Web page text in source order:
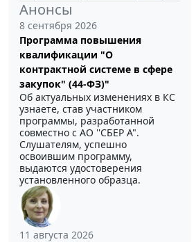
Анонсы
8 сентября 2026
Программа повышения
квалификации "О
контрактной системе в сфере
закупок" (44-ФЗ)"
Об актуальных изменениях в КС
узнаете, став участником
программы, разработанной
совместно с АО ''СБЕР А".
Слушателям, успешно
освоившим программу,
выдаются удостоверения
установленного образца.
11 августа 2026